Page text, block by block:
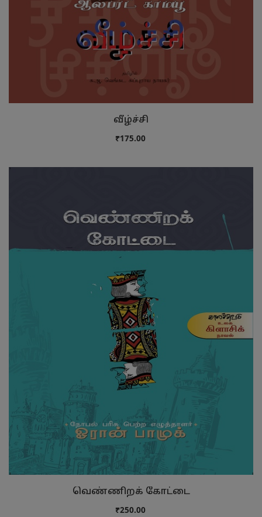
வீழ்ச்சி
₹175.00
வெண்ணிறக் கோட்டை
₹250.00